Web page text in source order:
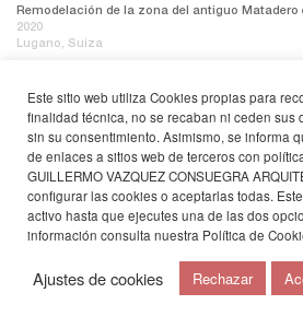
Remodelación de la zona del antiguo Matadero
2020
Lugano, Suiza
Este sitio web utiliza Cookies propias para
finalidad técnica, no se recaban ni ceden sus
sin su consentimiento. Asimismo, se informa
de enlaces a sitios web de terceros con
GUILLERMO VAZQUEZ CONSUEGRA
configurar las cookies o aceptarlas todas.
activo hasta que ejecutes una de las dos
información consulta nuestra Política de
Ajustes de cookies Rechazar